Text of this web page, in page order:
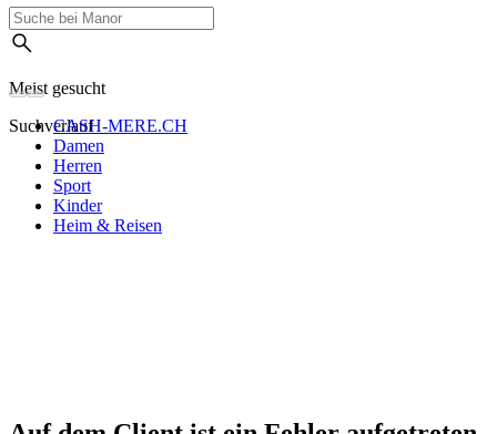
Meist gesucht
SuchverlaufCASH-MERE.CH
Damen
Herren
Sport
Kinder
Heim & Reisen